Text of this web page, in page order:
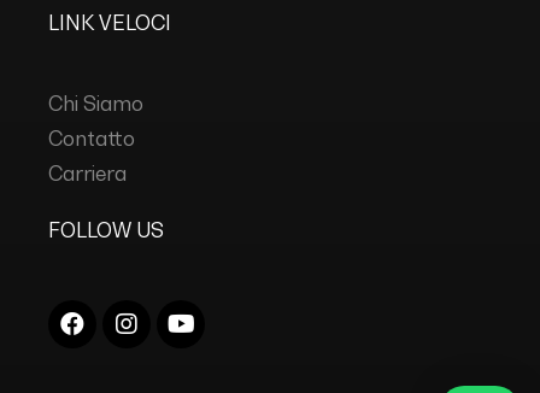
LINK VELOCI
Chi Siamo
Contatto
Carriera
FOLLOW US